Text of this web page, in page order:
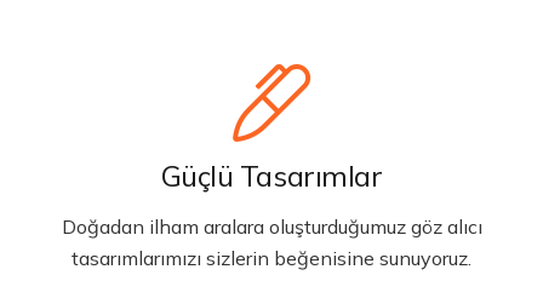
Güçlü Tasarımlar
Doğadan ilham aralara oluşturduğumuz göz alıcı
tasarımlarımızı sizlerin beğenisine sunuyoruz.